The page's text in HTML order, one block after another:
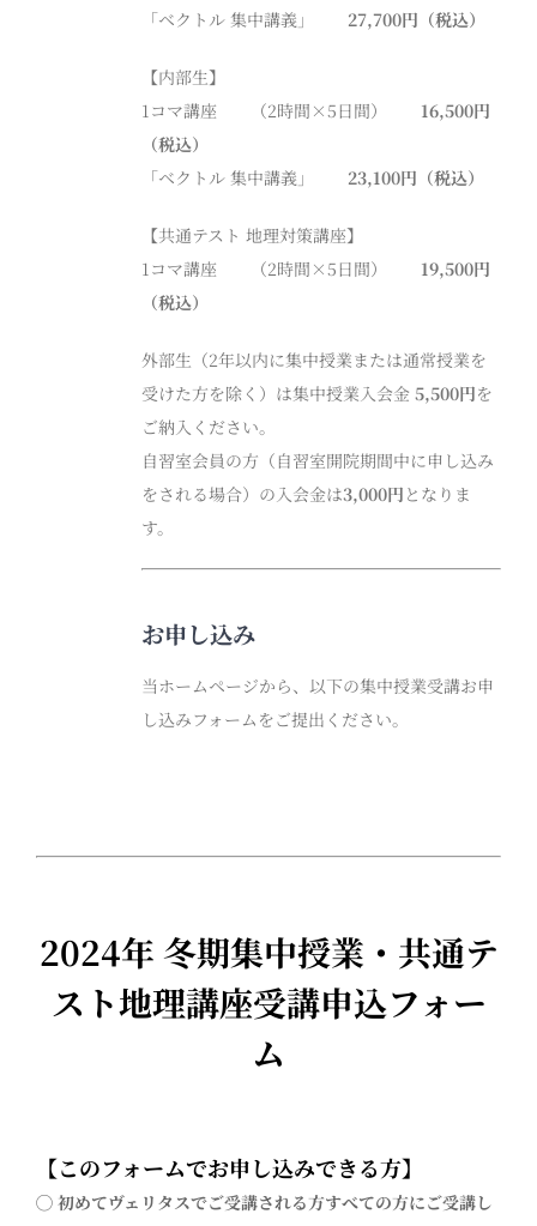
「ベクトル 集中講義」 27,700円（税込）
【内部生】
1コマ講座 （2時間×5日間） 16,500円
（税込）
「ベクトル 集中講義」 23,100円（税込）
【共通テスト 地理対策講座】
1コマ講座 （2時間×5日間） 19,500円
（税込）
外部生（2年以内に集中授業または通常授業を
受けた方を除く）は集中授業入会金 5,500円を
ご納入ください。
自習室会員の方（自習室開院期間中に申し込み
をされる場合）の入会金は3,000円 となりま
す。
お申し込み
当ホームページから、以下の集中授業受講お申
し込みフォームをご提出ください。
2024年 冬期集中授業・共通テ
スト地理講座受講申込フォー
ム
【このフォームでお申し込みできる方】
◯ 初めてヴェリタスでご受講される方すべての方にご受講し